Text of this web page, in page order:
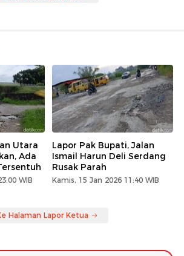
Utara
Ada
WIB
Lapor Pak Bupati, Jalan
Ismail Harun Deli Serdang
Rusak Parah
Kamis, 15 Jan 2026 11:40 WIB
Halaman Lapor Ketua